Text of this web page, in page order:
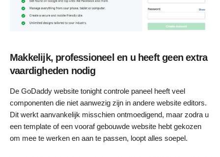
Makkelijk, professioneel en u heeft geen extra
vaardigheden nodig
De GoDaddy website tonight controle paneel heeft veel
componenten die niet aanwezig zijn in andere website editors.
Dit werkt aanvankelijk misschien ontmoedigend, maar zodra u
een template of een vooraf gebouwde website hebt gekozen
om mee te werken en aan te passen, loopt alles soepel.